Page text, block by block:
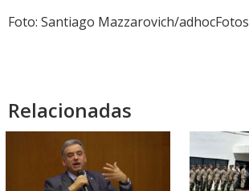
Foto: Santiago Mazzarovich/adhocFotos
Relacionadas